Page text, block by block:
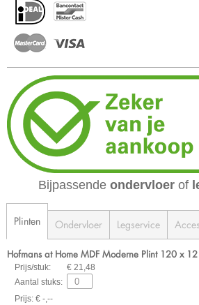
Bijpassende ondervloer of
Plinten Ondervloer Legservice
Hofmans at Home MDF Moderne Plint 120 x 12
Prijs/stuk:
€ 21,48
Aantal stuks:
Prijs: € -,--